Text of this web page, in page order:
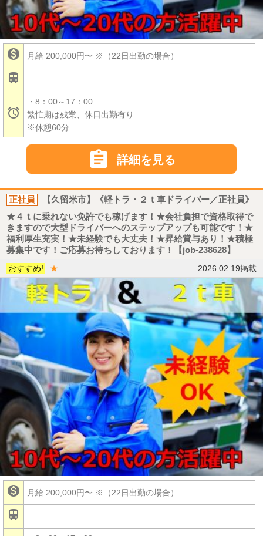
 月給 200,000円〜 ※（22日出勤の場合）


・8：00～17：00
繁忙期は残業、休日出勤有り
※休憩60分
 詳細を見る
正社員
【久留米市】《軽トラ・２ｔ車ドライバー／正社員》
★４ｔに乗れない免許でも稼げます！★会社負担で資格取得で
きますので大型ドライバーへのステップアップも可能です！★
福利厚生充実！★未経験でも大丈夫！★昇給賞与あり！★積極
募集中です！ご応募お待ちしております！【job-238628】
おすすめ!
★ 2026.02.19掲載
 月給 200,000円〜 ※（22日出勤の場合）
